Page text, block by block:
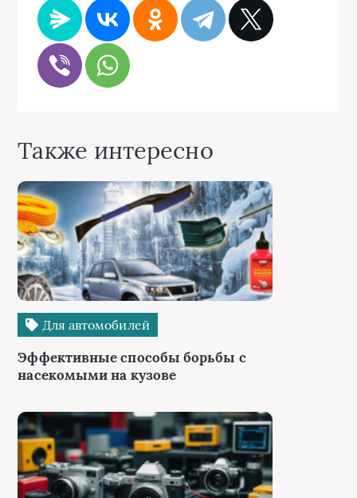
Также интересно
Для автомобилей
Эффективные способы борьбы с
насекомыми на кузове